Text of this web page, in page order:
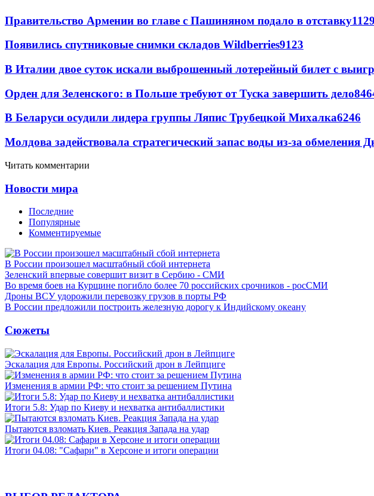
Правительство Армении во главе с Пашиняном подало в отставку
Появились спутниковые снимки складов Wildberries9123
В Италии двое суток искали выброшенный лотерейный билет с
Орден для Зеленского: в Польше требуют от Туска завершить дело
В Беларуси осудили лидера группы Ляпис Трубецкой Михалка6246
Молдова задействовала стратегический запас воды из-за обмеления
Читать комментарии
Новости мира
Последние
Популярные
Комментируемые
В России произошел масштабный сбой интернета
Зеленский впервые совершит визит в Сербию - СМИ
Во время боев на Курщине погибло более 70 российских срочников - росСМИ
Дроны ВСУ удорожили перевозку грузов в порты РФ
В России предложили построить железную дорогу к Индийскому океану
Сюжеты
Эскалация для Европы. Российский дрон в Лейпциге
Изменения в армии РФ: что стоит за решением Путина
Итоги 5.8: Удар по Киеву и нехватка антибаллистики
Пытаются взломать Киев. Реакция Запада на удар
Итоги 04.08: "Сафари" в Херсоне и итоги операции